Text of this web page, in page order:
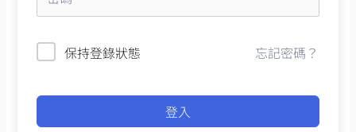
保持登錄狀態 忘記密碼？
登入